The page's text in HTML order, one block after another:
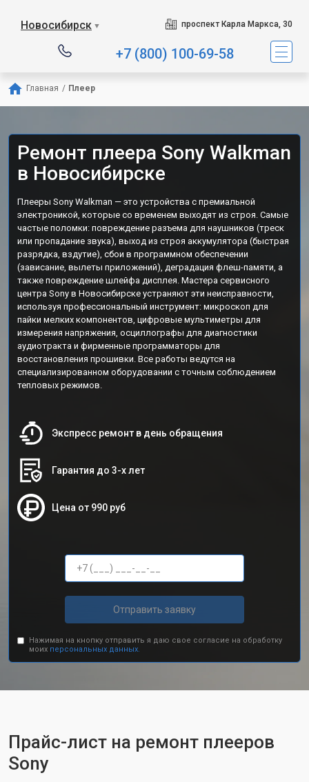
Новосибирск ▼ проспект Карла Маркса, 30
+7 (800) 100-69-58
Главная / Плеер
Ремонт плеера Sony Walkman
в Новосибирске
Плееры Sony Walkman — это устройства с премиальной
электроникой, которые со временем выходят из строя. Самые
частые поломки: повреждение разъема для наушников (треск
или пропадание звука), выход из строя аккумулятора (быстрая
разрядка, вздутие), сбои в программном обеспечении
(зависание, вылеты приложений), деградация флеш-памяти, а
также повреждение шлейфа дисплея. Мастера сервисного
центра Sony в Новосибирске устраняют эти неисправности,
используя профессиональный инструмент: микроскоп для
пайки мелких компонентов, цифровые мультиметры для
измерения напряжения, осциллографы для диагностики
аудиотракта и фирменные программаторы для
восстановления прошивки. Все работы ведутся на
специализированном оборудовании с точным соблюдением
тепловых режимов.
Экспресс ремонт в день обращения
Гарантия до 3-х лет
Цена от 990 руб
Отправить заявку
Нажимая на кнопку отправить я даю свое согласие на обработку
моих персональных данных.
Прайс-лист на ремонт плееров
Sony